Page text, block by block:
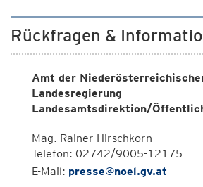
Rückfragen &
Amt der
Landesregierung
Landesamtsdirektion/
Mag. Rainer Hirschkorn
Telefon: 02742/9005-12175
E-Mail: presse@noel.gv.at